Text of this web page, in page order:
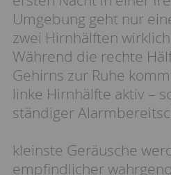
Umgebung geht nur
zwei Hirnhälften
Während die rechte
Gehirns zur Ruhe
linke Hirnhälfte aktiv –
ständiger
kleinste Geräusche
empfindlicher